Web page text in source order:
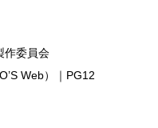
作委員会
Web）｜PG12